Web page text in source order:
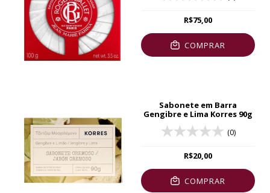
R$75,00
COMPRAR
Sabonete em Barra
Gengibre e Lima Korres 90g
(0)
R$20,00
COMPRAR